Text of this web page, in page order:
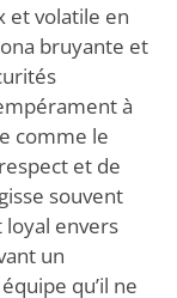
et volatile en
bruyante et
à
comme le
et de
souvent
envers
un
qu’il ne